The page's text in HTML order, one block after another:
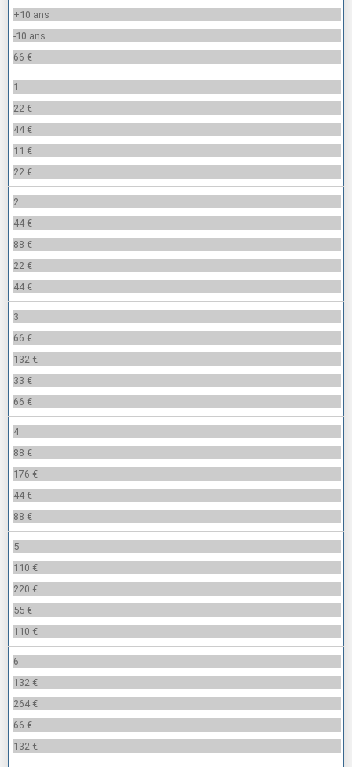
+10 ans
-10 ans
66 €
1
22 €
44 €
11 €
22 €
2
44 €
88 €
22 €
44 €
3
66 €
132 €
33 €
66 €
4
88 €
176 €
44 €
88 €
5
110 €
220 €
55 €
110 €
6
132 €
264 €
66 €
132 €